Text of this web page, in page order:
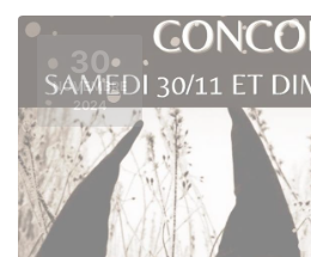
30
NOVEMBRE
2024